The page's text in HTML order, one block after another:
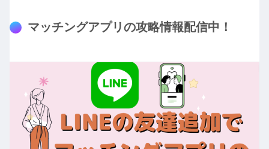
マッチングアプリの攻略情報配信中！